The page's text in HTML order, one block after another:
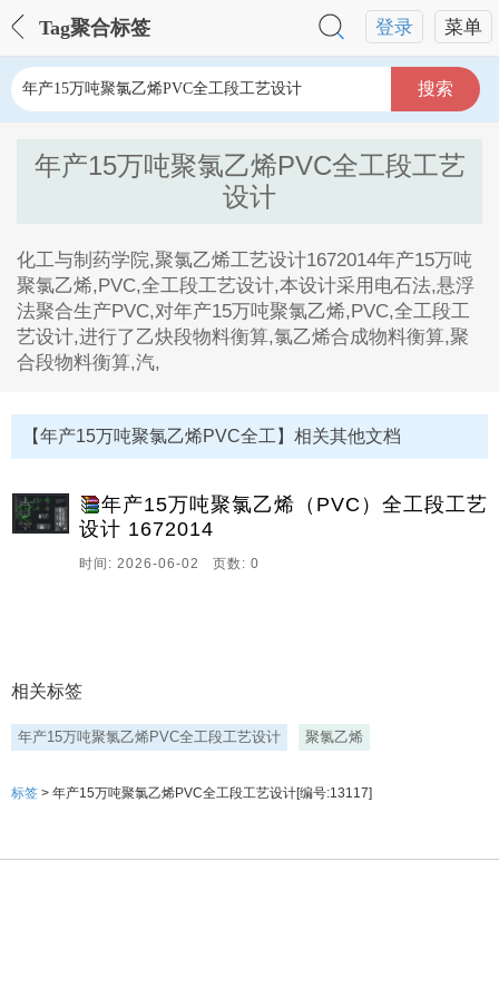
菜单
登录
Tag聚合标签
搜索
年产15万吨聚氯乙烯PVC全工段工艺
设计
化工与制药学院,聚氯乙烯工艺设计1672014年产15万吨
聚氯乙烯,PVC,全工段工艺设计,本设计采用电石法,悬浮
法聚合生产PVC,对年产15万吨聚氯乙烯,PVC,全工段工
艺设计,进行了乙炔段物料衡算,氯乙烯合成物料衡算,聚
合段物料衡算,汽,
1、化工与制药学院,聚氯乙烯工艺设计1672014年产15万
吨聚氯乙烯,PVC,全工段工艺设计,本设计采用电石法,悬
浮法聚合生产PVC,对年产15万吨聚氯乙烯,PVC,全工段
工艺设计,进行了乙炔段物料衡算,氯乙烯合成物料衡算,
聚合段物料衡算,汽。
【年产15万吨聚氯乙烯PVC全工】相关其他文档
年产15万吨聚氯乙烯（PVC）全工段工艺
设计 1672014
时间: 2026-06-02 页数: 0
相关标签
年产15万吨聚氯乙烯PVC全工段工艺设计 聚氯乙烯
标签 > 年产15万吨聚氯乙烯PVC全工段工艺设计[编号:13117]